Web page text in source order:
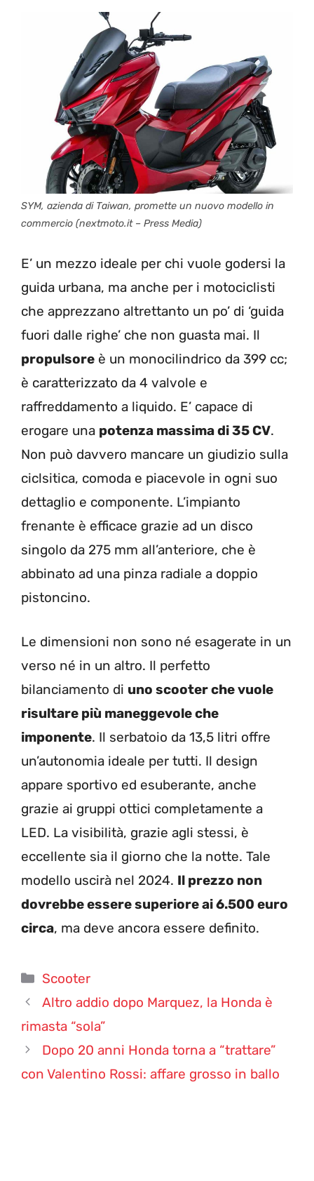
SYM, azienda di Taiwan, promette un nuovo modello in
commercio (nextmoto.it – Press Media)
E’ un mezzo ideale per chi vuole godersi la
guida urbana, ma anche per i motociclisti
che apprezzano altrettanto un po’ di ‘guida
fuori dalle righe’ che non guasta mai. Il
propulsore è un monocilindrico da 399 cc;
è caratterizzato da 4 valvole e
raffreddamento a liquido. E’ capace di
erogare una potenza massima di 35 CV.
Non può davvero mancare un giudizio sulla
ciclsitica, comoda e piacevole in ogni suo
dettaglio e componente. L’impianto
frenante è efficace grazie ad un disco
singolo da 275 mm all’anteriore, che è
abbinato ad una pinza radiale a doppio
pistoncino.
Le dimensioni non sono né esagerate in un
verso né in un altro. Il perfetto
bilanciamento di uno scooter che vuole
risultare più maneggevole che
imponente. Il serbatoio da 13,5 litri offre
un’autonomia ideale per tutti. Il design
appare sportivo ed esuberante, anche
grazie ai gruppi ottici completamente a
LED. La visibilità, grazie agli stessi, è
eccellente sia il giorno che la notte. Tale
modello uscirà nel 2024. Il prezzo non
dovrebbe essere superiore ai 6.500 euro
circa, ma deve ancora essere definito.
Categorie
Scooter
Altro addio dopo Marquez, la Honda è
rimasta “sola”
Dopo 20 anni Honda torna a “trattare”
con Valentino Rossi: affare grosso in ballo